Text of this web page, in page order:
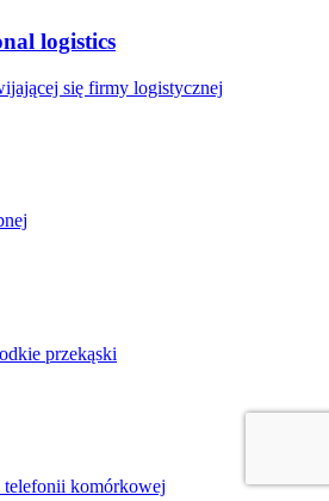
logistics
się firmy logistycznej
przekąski
telefonii komórkowej